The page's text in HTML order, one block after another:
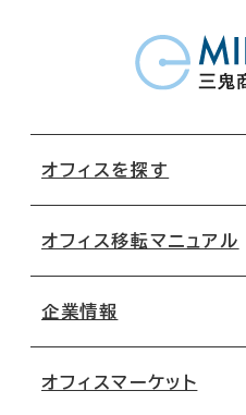
オフィスを探す
地図から探す
路線・駅から探す
オフィス移転マニュアル
移転コストシミュレーション
企業情報
オフィスマーケット